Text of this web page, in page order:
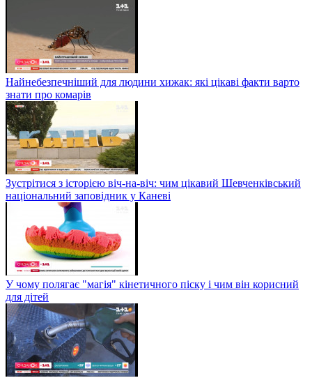
Найнебезпечніший для людини хижак: які цікаві факти варто
знати про комарів
Зустрітися з історією віч-на-віч: чим цікавий Шевченківський
національний заповідник у Каневі
У чому полягає "магія" кінетичного піску і чим він корисний
для дітей